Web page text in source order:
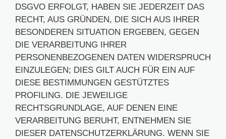
DSGVO ERFOLGT, HABEN SIE JEDERZEIT DAS
RECHT, AUS GRÜNDEN, DIE SICH AUS IHRER
BESONDEREN SITUATION ERGEBEN, GEGEN
DIE VERARBEITUNG IHRER
PERSONENBEZOGENEN DATEN WIDERSPRUCH
EINZULEGEN; DIES GILT AUCH FÜR EIN AUF
DIESE BESTIMMUNGEN GESTÜTZTES
PROFILING. DIE JEWEILIGE
RECHTSGRUNDLAGE, AUF DENEN EINE
VERARBEITUNG BERUHT, ENTNEHMEN SIE
DIESER DATENSCHUTZERKLÄRUNG. WENN SIE